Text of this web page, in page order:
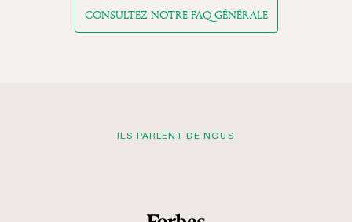
CONSULTEZ NOTRE FAQ GÉNÉRALE
ILS PARLENT DE NOUS